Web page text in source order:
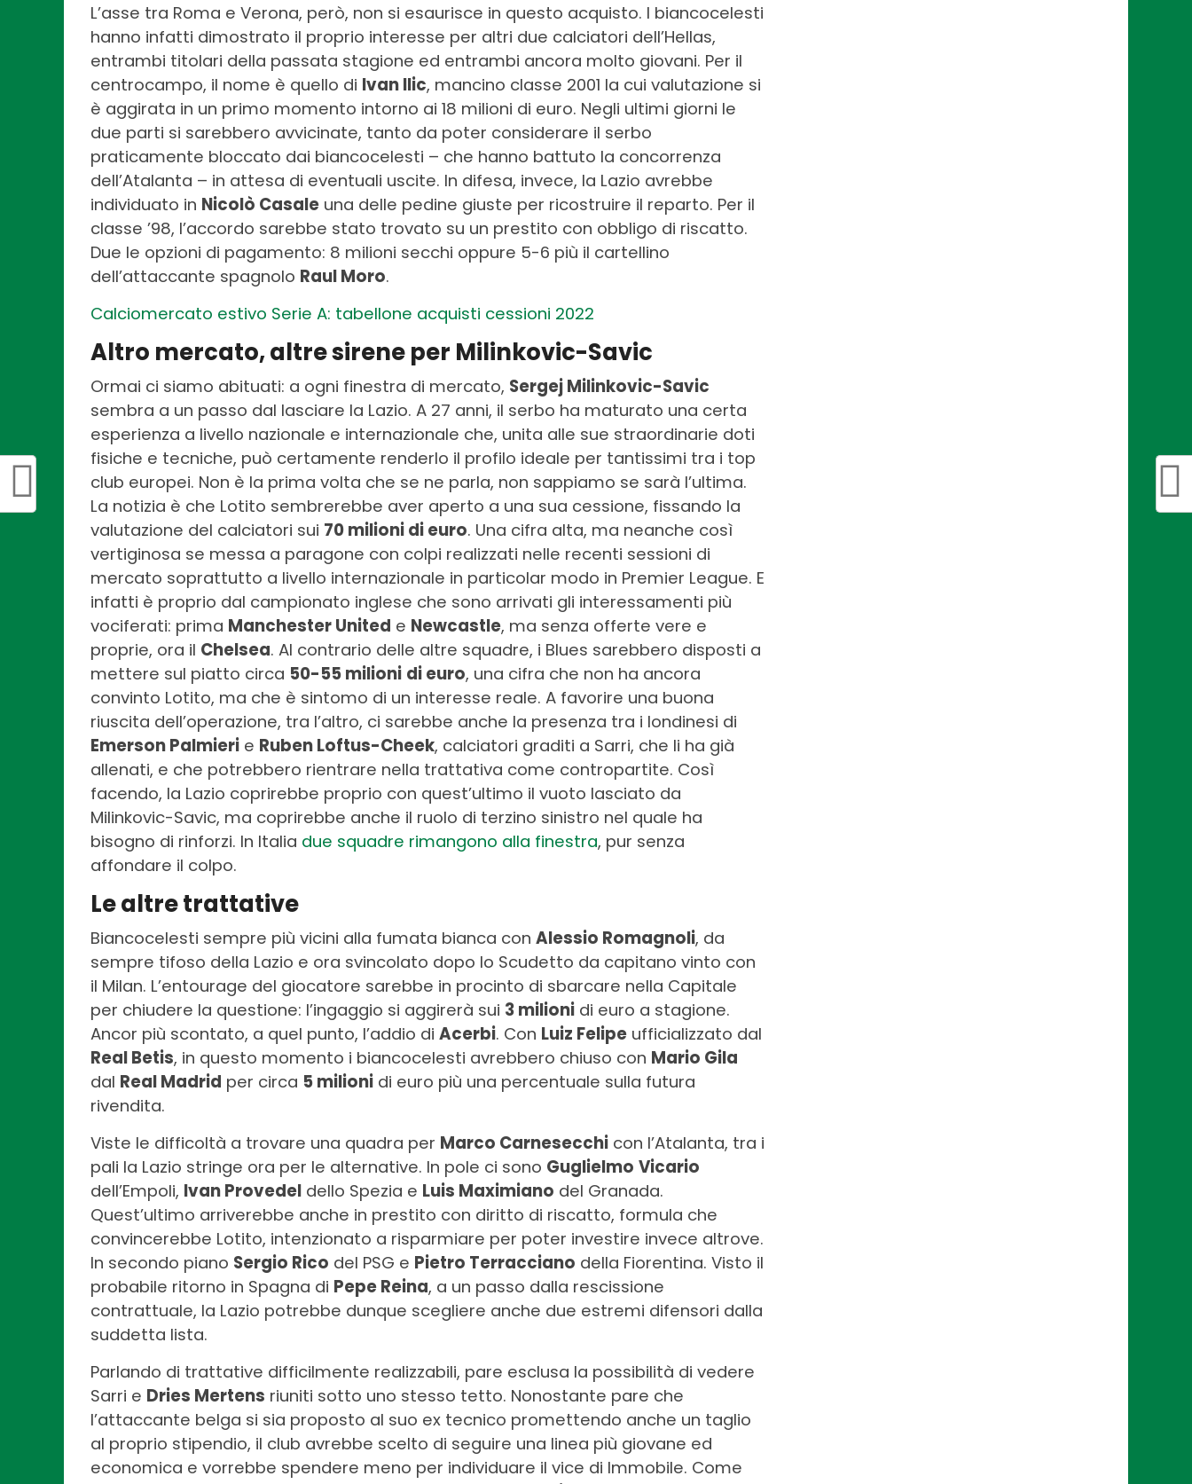
L’asse tra Roma e Verona, però, non si esaurisce in questo acquisto. I biancocelesti
hanno infatti dimostrato il proprio interesse per altri due calciatori dell’Hellas,
entrambi titolari della passata stagione ed entrambi ancora molto giovani. Per il
centrocampo, il nome è quello di Ivan Ilic, mancino classe 2001 la cui valutazione si
è aggirata in un primo momento intorno ai 18 milioni di euro. Negli ultimi giorni le
due parti si sarebbero avvicinate, tanto da poter considerare il serbo
praticamente bloccato dai biancocelesti – che hanno battuto la concorrenza
dell’Atalanta – in attesa di eventuali uscite. In difesa, invece, la Lazio avrebbe
individuato in Nicolò Casale una delle pedine giuste per ricostruire il reparto. Per il
classe ’98, l’accordo sarebbe stato trovato su un prestito con obbligo di riscatto.
Due le opzioni di pagamento: 8 milioni secchi oppure 5-6 più il cartellino
dell’attaccante spagnolo Raul Moro.
Calciomercato estivo Serie A: tabellone acquisti cessioni 2022
Altro mercato, altre sirene per Milinkovic-Savic
Ormai ci siamo abituati: a ogni finestra di mercato, Sergej Milinkovic-Savic
sembra a un passo dal lasciare la Lazio. A 27 anni, il serbo ha maturato una certa
esperienza a livello nazionale e internazionale che, unita alle sue straordinarie doti
fisiche e tecniche, può certamente renderlo il profilo ideale per tantissimi tra i top
club europei. Non è la prima volta che se ne parla, non sappiamo se sarà l’ultima.
La notizia è che Lotito sembrerebbe aver aperto a una sua cessione, fissando la
valutazione del calciatori sui 70 milioni di euro. Una cifra alta, ma neanche così
vertiginosa se messa a paragone con colpi realizzati nelle recenti sessioni di
mercato soprattutto a livello internazionale in particolar modo in Premier League. E
infatti è proprio dal campionato inglese che sono arrivati gli interessamenti più
vociferati: prima Manchester United e Newcastle, ma senza offerte vere e
proprie, ora il Chelsea. Al contrario delle altre squadre, i Blues sarebbero disposti a
mettere sul piatto circa 50-55 milioni di euro, una cifra che non ha ancora
convinto Lotito, ma che è sintomo di un interesse reale. A favorire una buona
riuscita dell’operazione, tra l’altro, ci sarebbe anche la presenza tra i londinesi di
Emerson Palmieri e Ruben Loftus-Cheek, calciatori graditi a Sarri, che li ha già
allenati, e che potrebbero rientrare nella trattativa come contropartite. Così
facendo, la Lazio coprirebbe proprio con quest’ultimo il vuoto lasciato da
Milinkovic-Savic, ma coprirebbe anche il ruolo di terzino sinistro nel quale ha
bisogno di rinforzi. In Italia due squadre rimangono alla finestra, pur senza
affondare il colpo.
Le altre trattative
Biancocelesti sempre più vicini alla fumata bianca con Alessio Romagnoli, da
sempre tifoso della Lazio e ora svincolato dopo lo Scudetto da capitano vinto con
il Milan. L’entourage del giocatore sarebbe in procinto di sbarcare nella Capitale
per chiudere la questione: l’ingaggio si aggirerà sui 3 milioni di euro a stagione.
Ancor più scontato, a quel punto, l’addio di Acerbi. Con Luiz Felipe ufficializzato dal
Real Betis, in questo momento i biancocelesti avrebbero chiuso con Mario Gila
dal Real Madrid per circa 5 milioni di euro più una percentuale sulla futura
rivendita.
Viste le difficoltà a trovare una quadra per Marco Carnesecchi con l’Atalanta, tra i
pali la Lazio stringe ora per le alternative. In pole ci sono Guglielmo Vicario
dell’Empoli, Ivan Provedel dello Spezia e Luis Maximiano del Granada.
Quest’ultimo arriverebbe anche in prestito con diritto di riscatto, formula che
convincerebbe Lotito, intenzionato a risparmiare per poter investire invece altrove.
In secondo piano Sergio Rico del PSG e Pietro Terracciano della Fiorentina. Visto il
probabile ritorno in Spagna di Pepe Reina, a un passo dalla rescissione
contrattuale, la Lazio potrebbe dunque scegliere anche due estremi difensori dalla
suddetta lista.
Parlando di trattative difficilmente realizzabili, pare esclusa la possibilità di vedere
Sarri e Dries Mertens riuniti sotto uno stesso tetto. Nonostante pare che
l’attaccante belga si sia proposto al suo ex tecnico promettendo anche un taglio
al proprio stipendio, il club avrebbe scelto di seguire una linea più giovane ed
economica e vorrebbe spendere meno per individuare il vice di Immobile. Come